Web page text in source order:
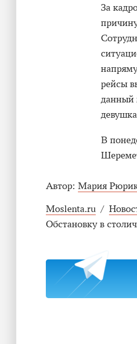
За
рейсы
данный
В
Автор: Мария
Moslenta.ru /
Обстановку в